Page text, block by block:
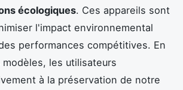
écologiques. Ces appareils sont
l'impact environnemental
performances compétitives. En
les utilisateurs
à la préservation de notre